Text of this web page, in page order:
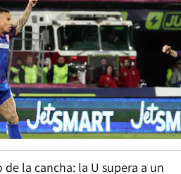
la cancha: la U supera a un